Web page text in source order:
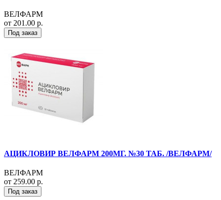
ВЕЛФАРМ
от 201.00 р.
Под заказ
АЦИКЛОВИР ВЕЛФАРМ 200МГ. №30 ТАБ. /ВЕЛФАРМ/
ВЕЛФАРМ
от 259.00 р.
Под заказ